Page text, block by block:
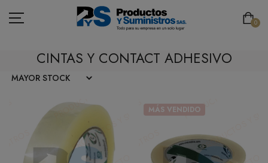
0
PAPELERÍA
CAFETERÍA
CINTAS Y CONTACT ADHESIVO
MÁS VENDIDO